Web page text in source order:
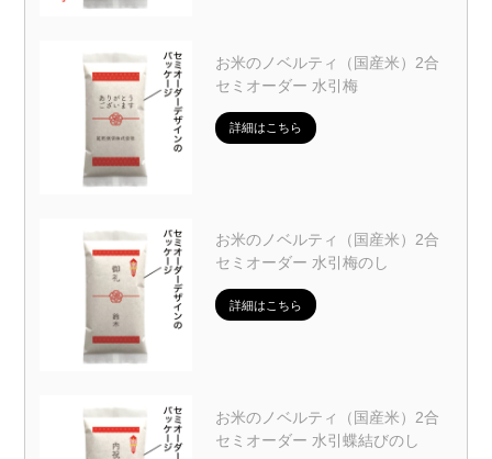
お米のノベルティ（国産米）2合
セミオーダー 水引梅
詳細はこちら
お米のノベルティ（国産米）2合
セミオーダー 水引梅のし
詳細はこちら
お米のノベルティ（国産米）2合
セミオーダー 水引蝶結びのし